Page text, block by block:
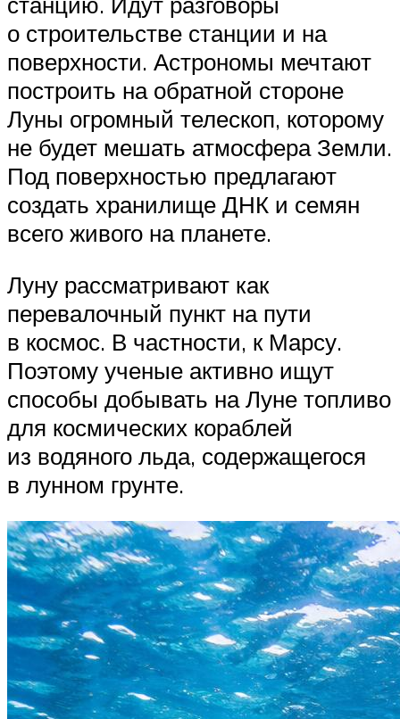
о строительстве станции и на
поверхности. Астрономы мечтают
построить на обратной стороне
Луны огромный телескоп, которому
не будет мешать атмосфера Земли.
Под поверхностью предлагают
создать хранилище ДНК и семян
всего живого на планете.
Луну рассматривают как
перевалочный пункт на пути
в космос. В частности, к Марсу.
Поэтому ученые активно ищут
способы добывать на Луне топливо
для космических кораблей
из водяного льда, содержащегося
в лунном грунте.